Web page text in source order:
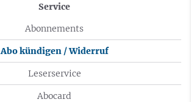
Service
Abonnements
Abo kündigen / Widerruf
Leserservice
Abocard